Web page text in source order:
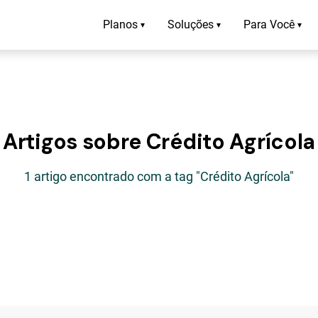
Planos ▾ Soluções ▾ Para Você ▾
Artigos sobre Crédito Agrícola
1 artigo encontrado com a tag "Crédito Agrícola"